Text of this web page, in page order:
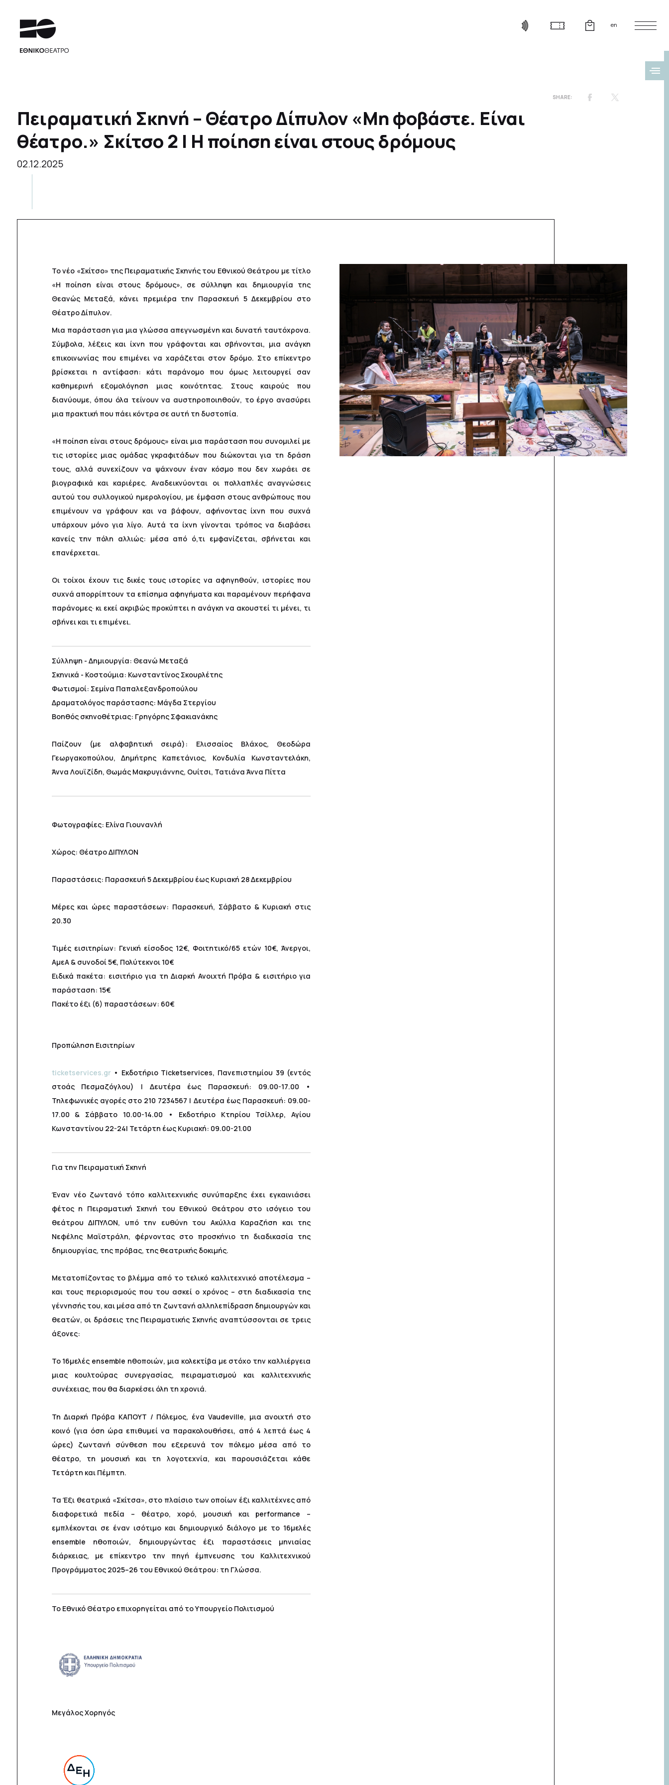
en
Πειραματική Σκηνή – Θέατρο Δίπυλον «Μη φοβάστε. Είναι
θέατρο.» Σκίτσο 2 | Η ποίηση είναι στους δρόμους
02.12.2025
Το νέο «Σκίτσο» της Πειραματικής Σκηνής του Εθνικού Θεάτρου με τίτλο
«Η ποίηση είναι στους δρόμους», σε σύλληψη και δημιουργία της
Θεανώς Μεταξά, κάνει πρεμιέρα την Παρασκευή 5 Δεκεμβρίου στο
Θέατρο Δίπυλον.
Μια παράσταση για μια γλώσσα απεγνωσμένη και δυνατή ταυτόχρονα.
Σύμβολα, λέξεις και ίχνη που γράφονται και σβήνονται, μια ανάγκη
επικοινωνίας που επιμένει να χαράζεται στον δρόμο. Στο επίκεντρο
βρίσκεται η αντίφαση: κάτι παράνομο που όμως λειτουργεί σαν
καθημερινή εξομολόγηση μιας κοινότητας. Στους καιρούς που
διανύουμε, όπου όλα τείνουν να αυστηροποιηθούν, το έργο ανασύρει
μια πρακτική που πάει κόντρα σε αυτή τη δυστοπία.
«Η ποίηση είναι στους δρόμους» είναι μια παράσταση που συνομιλεί με
τις ιστορίες μιας ομάδας γκραφιτάδων που διώκονται για τη δράση
τους, αλλά συνεχίζουν να ψάχνουν έναν κόσμο που δεν χωράει σε
βιογραφικά και καριέρες. Αναδεικνύονται οι πολλαπλές αναγνώσεις
αυτού του συλλογικού ημερολογίου, με έμφαση στους ανθρώπους που
επιμένουν να γράφουν και να βάφουν, αφήνοντας ίχνη που συχνά
υπάρχουν μόνο για λίγο. Αυτά τα ίχνη γίνονται τρόπος να διαβάσει
κανείς την πόλη αλλιώς: μέσα από ό,τι εμφανίζεται, σβήνεται και
επανέρχεται.
Οι τοίχοι έχουν τις δικές τους ιστορίες να αφηγηθούν, ιστορίες που
συχνά απορρίπτουν τα επίσημα αφηγήματα και παραμένουν περήφανα
παράνομες· κι εκεί ακριβώς προκύπτει η ανάγκη να ακουστεί τι μένει, τι
σβήνει και τι επιμένει.
Σύλληψη - Δημιουργία: Θεανώ Μεταξά
Σκηνικά - Κοστούμια: Κωνσταντίνος Σκουρλέτης
Φωτισμοί: Σεμίνα Παπαλεξανδροπούλου
Δραματολόγος παράστασης: Μάγδα Στεργίου
Βοηθός σκηνοθέτριας: Γρηγόρης Σφακιανάκης
Παίζουν (με αλφαβητική σειρά): Ελισσαίος Βλάχος, Θεοδώρα
Γεωργακοπούλου, Δημήτρης Καπετάνιος, Κονδυλία Κωνσταντελάκη,
Άννα Λουϊζίδη, Θωμάς Μακρυγιάννης, Ουίτσι, Τατιάνα Άννα Πίττα
Φωτογραφίες: Ελίνα Γιουνανλή
Χώρος: Θέατρο ΔΙΠΥΛΟN
Παραστάσεις: Παρασκευή 5 Δεκεμβρίου έως Κυριακή 28 Δεκεμβρίου
Μέρες και ώρες παραστάσεων: Παρασκευή, Σάββατο & Κυριακή στις
20.30
Τιμές εισιτηρίων: Γενική είσοδος 12€, Φοιτητικό/65 ετών 10€, Άνεργοι,
ΑμεΑ & συνοδοί 5€, Πολύτεκνοι 10€
Ειδικά πακέτα: εισιτήριο για τη Διαρκή Ανοιχτή Πρόβα & εισιτήριο για
παράσταση: 15€
Πακέτο έξι (6) παραστάσεων: 60€
Προπώληση Εισιτηρίων
ticketservices.gr• Εκδοτήριο Ticketservices, Πανεπιστημίου 39 (εντός
στοάς Πεσμαζόγλου) | Δευτέρα έως Παρασκευή: 09.00-17.00 •
Τηλεφωνικές αγορές στο 210 7234567 | Δευτέρα έως Παρασκευή: 09.00-
17.00 & Σάββατο 10.00-14.00 • Εκδοτήριο Κτηρίου Τσίλλερ, Αγίου
Κωνσταντίνου 22-24| Τετάρτη έως Κυριακή: 09.00-21.00
Για την Πειραματική Σκηνή
Έναν νέο ζωντανό τόπο καλλιτεχνικής συνύπαρξης έχει εγκαινιάσει
φέτος η Πειραματική Σκηνή του Εθνικού Θεάτρου στο ισόγειο του
θεάτρου ΔΙΠΥΛΟΝ, υπό την ευθύνη του Ακύλλα Καραζήση και της
Νεφέλης Μαϊστράλη, φέρνοντας στο προσκήνιο τη διαδικασία της
δημιουργίας, της πρόβας, της θεατρικής δοκιμής.
Μετατοπίζοντας το βλέμμα από το τελικό καλλιτεχνικό αποτέλεσμα –
και τους περιορισμούς που του ασκεί ο χρόνος – στη διαδικασία της
γέννησής του, και μέσα από τη ζωντανή αλληλεπίδραση δημιουργών και
θεατών, οι δράσεις της Πειραματικής Σκηνής αναπτύσσονται σε τρεις
άξονες:
Το 16μελές ensemble ηθοποιών, μια κολεκτίβα με στόχο την καλλιέργεια
μιας κουλτούρας συνεργασίας, πειραματισμού και καλλιτεχνικής
συνέχειας, που θα διαρκέσει όλη τη χρονιά.
Τη Διαρκή Πρόβα ΚΑΠΟΥΤ / Πόλεμος, ένα Vaudeville, μια ανοιχτή στο
κοινό (για όση ώρα επιθυμεί να παρακολουθήσει, από 4 λεπτά έως 4
ώρες) ζωντανή σύνθεση που εξερευνά τον πόλεμο μέσα από το
θέατρο, τη μουσική και τη λογοτεχνία, και παρουσιάζεται κάθε
Τετάρτη και Πέμπτη.
Τα Έξι θεατρικά «Σκίτσα», στο πλαίσιο των οποίων έξι καλλιτέχνες από
διαφορετικά πεδία – θέατρο, χορό, μουσική και performance –
εμπλέκονται σε έναν ισότιμο και δημιουργικό διάλογο με το 16μελές
ensemble ηθοποιών, δημιουργώντας έξι παραστάσεις μηνιαίας
διάρκειας, με επίκεντρο την πηγή έμπνευσης του Καλλιτεχνικού
Προγράμματος 2025–26 του Εθνικού Θεάτρου: τη Γλώσσα.
Το Εθνικό Θέατρο επιχορηγείται από το Υπουργείο Πολιτισμού
Μεγάλος Χορηγός